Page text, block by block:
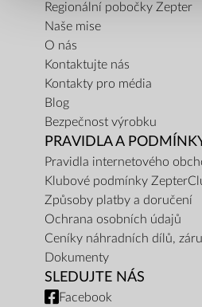
Regionální pobočky Zepter
Naše mise
O nás
Kontaktujte nás
Kontakty pro média
Blog
Bezpečnost výrobku
PRAVIDLA A
Pravidla internetového
Klubové podmínky
Způsoby platby a doručení
Ochrana osobních údajů
Ceníky náhradních dílů,
Dokumenty
SLEDUJTE NÁS
Facebook